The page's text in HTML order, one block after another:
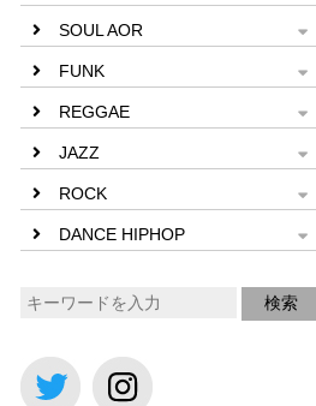
SOUL AOR
FUNK
REGGAE
JAZZ
ROCK
DANCE HIPHOP